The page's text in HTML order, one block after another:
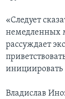
«Следует
немедленных
рассуждает
инициировать
Владислав